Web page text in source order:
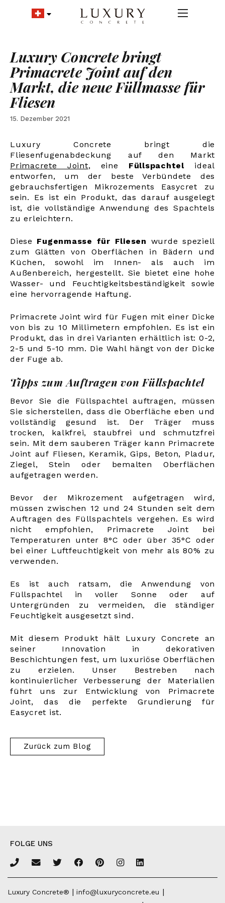
Luxury Concrete bringt
Primacrete Joint auf den
Markt, die neue Füllmasse für
Fliesen
15. Dezember 2021
Luxury Concrete bringt die
Fliesenfugenabdeckung auf den Markt
Primacrete Joint, eine Füllspachtelideal
entworfen, um der beste Verbündete des
gebrauchsfertigen Mikrozements Easycret zu
sein. Es ist ein Produkt, das darauf ausgelegt
ist, die vollständige Anwendung des Spachtels
zu erleichtern.
Diese Fugenmasse für Fliesen wurde speziell
zum Glätten von Oberflächen in Bädern und
Küchen, sowohl im Innen- als auch im
Außenbereich, hergestellt. Sie bietet eine hohe
Wasser- und Feuchtigkeitsbeständigkeit sowie
eine hervorragende Haftung.
Primacrete Joint wird für Fugen mit einer Dicke
von bis zu 10 Millimetern empfohlen. Es ist ein
Produkt, das in drei Varianten erhältlich ist: 0-2,
2-5 und 5-10 mm. Die Wahl hängt von der Dicke
der Fuge ab.
Tipps zum Auftragen von Füllspachtel
Bevor Sie die Füllspachtel auftragen, müssen
Sie sicherstellen, dass die Oberfläche eben und
vollständig gesund ist. Der Träger muss
trocken, kalkfrei, staubfrei und schmutzfrei
sein. Mit dem sauberen Träger kann Primacrete
Joint auf Fliesen, Keramik, Gips, Beton, Pladur,
Ziegel, Stein oder bemalten Oberflächen
aufgetragen werden.
Bevor der Mikrozement aufgetragen wird,
müssen zwischen 12 und 24 Stunden seit dem
Auftragen des Füllspachtels vergehen. Es wird
nicht empfohlen, Primacrete Joint bei
Temperaturen unter 8°C oder über 35°C oder
bei einer Luftfeuchtigkeit von mehr als 80% zu
verwenden.
Es ist auch ratsam, die Anwendung von
Füllspachtel in voller Sonne oder auf
Untergründen zu vermeiden, die ständiger
Feuchtigkeit ausgesetzt sind.
Mit diesem Produkt hält Luxury Concrete an
seiner Innovation in dekorativen
Beschichtungen fest, um luxuriöse Oberflächen
zu erzielen. Unser Bestreben nach
kontinuierlicher Verbesserung der Materialien
führt uns zur Entwicklung von Primacrete
Joint, das die perfekte Grundierung für
Easycret ist.
Zurück zum Blog
FOLGE UNS
Luxury Concrete® |info@luxuryconcrete.eu |